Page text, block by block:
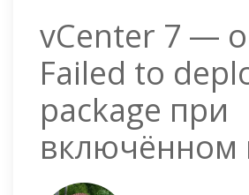
vCenter 7 —
Failed to
package при
включённом